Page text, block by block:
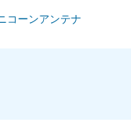
年5月
コーンアンテナ